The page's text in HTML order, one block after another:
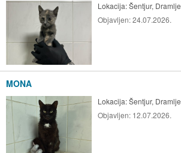
Lokacija:Šentjur, Dramlje
Objavljen:24.07.2026.
MONA
Lokacija:Šentjur, Dramlje
Objavljen: 12.07.2026.